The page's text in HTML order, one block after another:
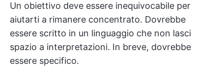
Un obiettivo deve essere inequivocabile per
aiutarti a rimanere concentrato. Dovrebbe
essere scritto in un linguaggio che non lasci
spazio a interpretazioni. In breve, dovrebbe
essere specifico.